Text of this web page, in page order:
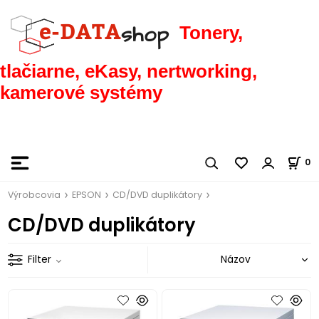
Tonery,
tlačiarne, eKasy, nertworking,
kamerové systémy
0
Výrobcovia EPSON CD/DVD duplikátory
CD/DVD duplikátory
Filter